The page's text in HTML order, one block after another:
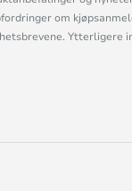
om
Ytterligere